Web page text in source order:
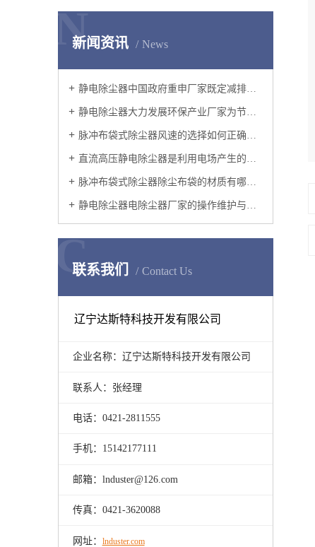
新闻资讯 News
N
静电除尘器中国政府重申厂家既定减排承诺
静电除尘器大力发展环保产业厂家为节能减排提供强有力的技术支持
脉冲布袋式除尘器风速的选择如何正确地选择过滤风速呢?
直流高压静电除尘器是利用电场产生的电力使尘粒从气流中分离的设备
脉冲布袋式除尘器除尘布袋的材质有哪些？
静电除尘器电除尘器厂家的操作维护与改造
联系我们 Contact Us
C
辽宁达斯特科技开发有限公司
企业名称：辽宁达斯特科技开发有限公司
联系人：张经理
电话：0421-2811555
手机：15142177111
邮箱：lnduster@126.com
传真：0421-3620088
网址： lnduster.com